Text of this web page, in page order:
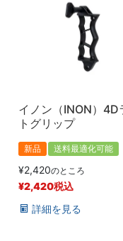
イノン（INON）4D
トグリップ
新品 送料最適化可能
¥2,420のところ
¥2,420税込
詳細を見る